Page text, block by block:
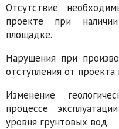
Отсутствие
проекте при
площадке.
Нарушения при
отступления от
Изменение
процессе
уровня грунтовых вод.